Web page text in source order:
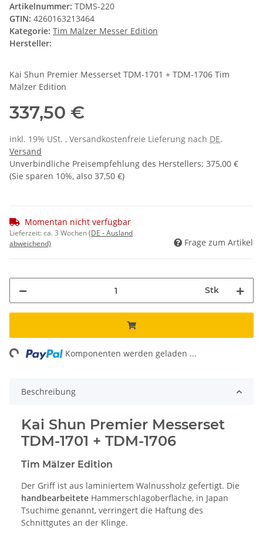
Artikelnummer: TDMS-220
GTIN: 4260163213464
Kategorie: Tim Mälzer Messer Edition
Hersteller:
Kai Shun Premier Messerset TDM-1701 + TDM-1706 Tim
Mälzer Edition
337,50 €
inkl. 19% USt. , Versandkostenfreie Lieferung nach DE.
Versand
Unverbindliche Preisempfehlung des Herstellers: 375,00 €
(Sie sparen 10%, also 37,50 €)
Momentan nicht verfügbar
Lieferzeit:ca. 3 Wochen(DE - Ausland
abweichend)
Frage zum Artikel
Stk
Komponenten werden geladen ...
Beschreibung
Kai Shun Premier Messerset
TDM-1701 + TDM-1706
Tim Mälzer Edition
Der Griff ist aus laminiertem Walnussholz gefertigt. Die
handbearbeitete Hammerschlagoberfläche, in Japan
Tsuchime genannt, verringert die Haftung des
Schnittgutes an der Klinge.